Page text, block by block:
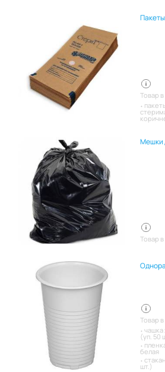
Товар в
Мешки
Товар
Товар в
чашка
(уп. 50
белая
шт.)